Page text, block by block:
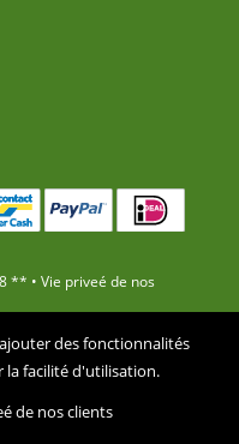
des fonctionnalités
la facilité d'utilisation.
de nos clients
** • Vie priveé de nos